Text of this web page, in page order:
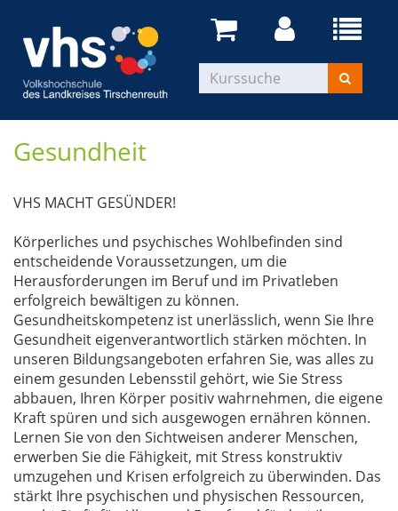
Gesundheit
VHS MACHT GESÜNDER!
Körperliches und psychisches Wohlbefinden sind
entscheidende Voraussetzungen, um die
Herausforderungen im Beruf und im Privatleben
erfolgreich bewältigen zu können.
Gesundheitskompetenz ist unerlässlich, wenn Sie Ihre
Gesundheit eigenverantwortlich stärken möchten. In
unseren Bildungsangeboten erfahren Sie, was alles zu
einem gesunden Lebensstil gehört, wie Sie Stress
abbauen, Ihren Körper positiv wahrnehmen, die eigene
Kraft spüren und sich ausgewogen ernähren können.
Lernen Sie von den Sichtweisen anderer Menschen,
erwerben Sie die Fähigkeit, mit Stress konstruktiv
umzugehen und Krisen erfolgreich zu überwinden. Das
stärkt Ihre psychischen und physischen Ressourcen,